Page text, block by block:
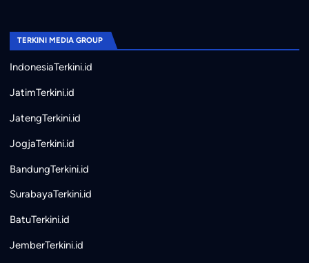
TERKINI MEDIA GROUP
IndonesiaTerkini.id
JatimTerkini.id
JatengTerkini.id
JogjaTerkini.id
BandungTerkini.id
SurabayaTerkini.id
BatuTerkini.id
JemberTerkini.id